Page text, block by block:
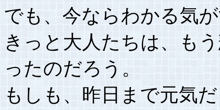
でも、今ならわかる気
きっと大人たちは、も
ったのだろう。
もしも、昨日まで元気